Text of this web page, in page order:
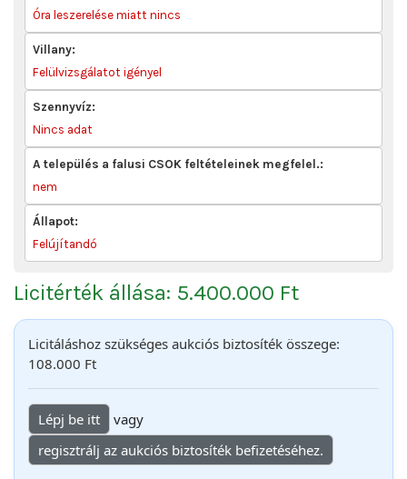
Óra leszerelése miatt nincs
Villany:
Felülvizsgálatot igényel
Szennyvíz:
Nincs adat
A település a falusi CSOK feltételeinek megfelel.:
nem
Állapot:
Felújítandó
Licitérték állása: 5.400.000 Ft
Licitáláshoz szükséges aukciós biztosíték összege:
108.000 Ft
Lépj be itt
vagy
regisztrálj az aukciós biztosíték befizetéséhez.